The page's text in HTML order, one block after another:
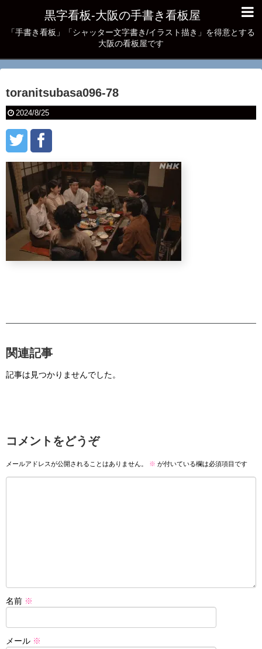
黒字看板‐大阪の手書き看板屋
「手書き看板」「シャッター文字書き/イラスト描き」を得意とする
大阪の看板屋です
toranitsubasa096-78
2024/8/25
関連記事
記事は見つかりませんでした。
コメントをどうぞ
メールアドレスが公開されることはありません。 ※ が付いている欄は必須項目です
名前 ※
メール ※